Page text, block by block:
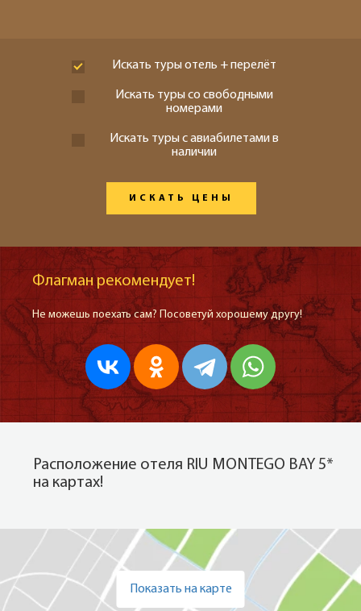
Искать туры отель + перелёт
Искать туры со свободными
номерами
Искать туры с авиабилетами в
наличии
ИСКАТЬ ЦЕНЫ
Флагман рекомендует!
Не можешь поехать сам? Посоветуй хорошему другу!
Расположение отеля RIU MONTEGO BAY 5*
на картах!
Показать на карте